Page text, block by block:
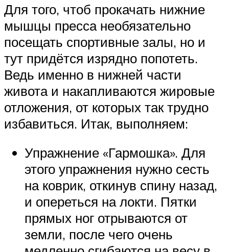
Для того, чтоб прокачать нижние
мышцы пресса необязательно
посещать спортивные залы, но и
тут придётся изрядно попотеть.
Ведь именно в нижней части
живота и накапливаются жировые
отложения, от которых так трудно
избавиться. Итак, выполняем:
Упражнение «Гармошка». Для
этого упражнения нужно сесть
на коврик, откинув спину назад,
и опереться на локти. Пятки
прямых ног отрываются от
земли, после чего очень